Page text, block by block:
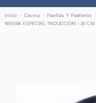
Inicio Cocina Paellas Y Paelleros
NEGRA ESPECIAL INDUCCION - 30 CM